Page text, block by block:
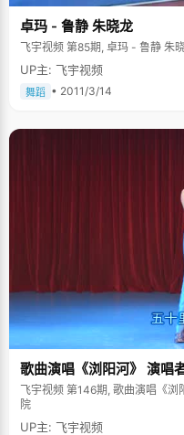
卓玛 - 鲁静 朱晓龙
飞宇视频 第85期, 卓玛 - 鲁静 朱
UP主: 飞宇视频
舞蹈 • 2011/3/14
歌曲演唱《浏阳河》 演唱
飞宇视频 第146期, 歌曲演唱《
院
UP主: 飞宇视频